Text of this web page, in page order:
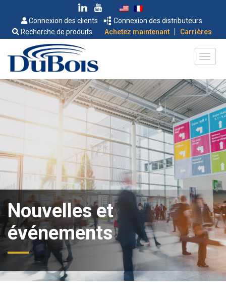
Connexion des clients
Connexion des distributeurs
Recherche de produits
Achetez maintenant | Carrières
Nouvelles et
événements